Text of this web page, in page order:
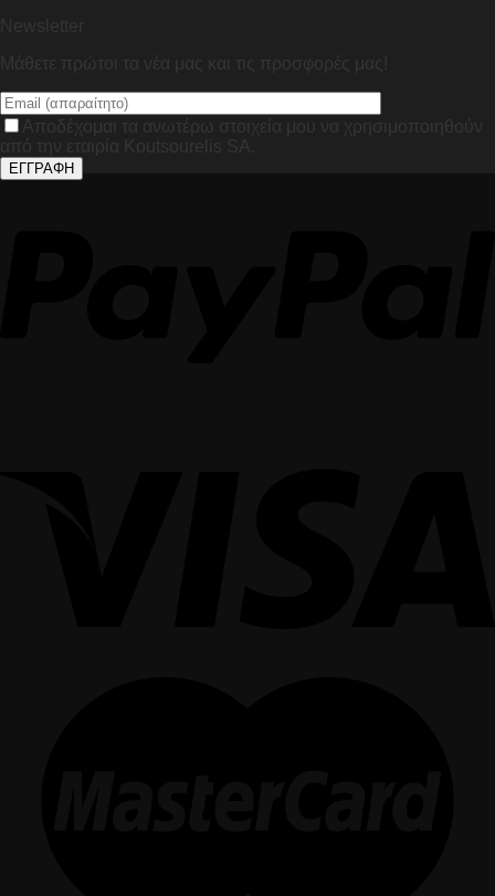
Newsletter
Μάθετε πρώτοι τα νέα μας και τις προσφορές μας!
Αποδέχομαι τα ανωτέρω στοιχεία μου να χρησιμοποιηθούν
από την εταιρία Koutsourelis SA.